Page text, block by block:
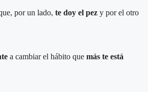
por un lado, te doy el pez y por el otro
a cambiar el hábito que más te está